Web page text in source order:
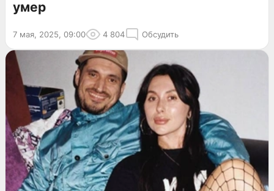
умер
7 мая, 2025, 09:00 4 804 Обсудить